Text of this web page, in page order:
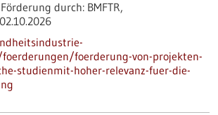
Förderung durch: BMFTR,
02.10.2026
foerderung-von-projekten-
studienmit-hoher-relevanz-fuer-die-